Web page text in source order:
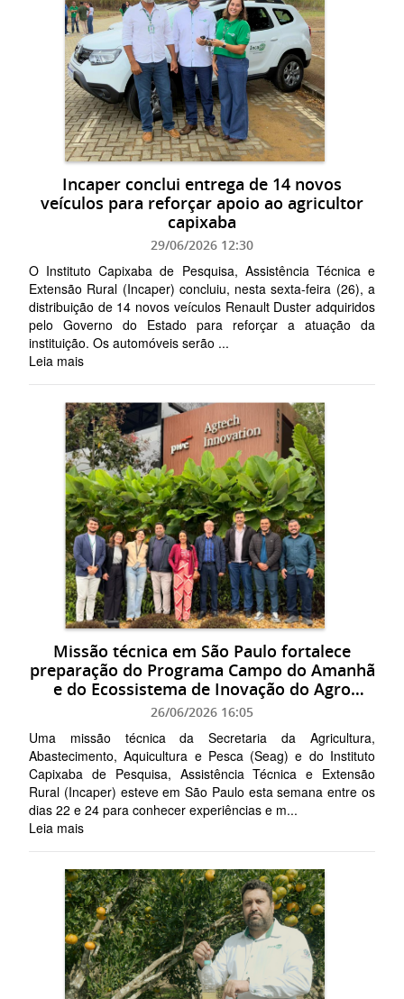
Incaper conclui entrega de 14 novos
veículos para reforçar apoio ao agricultor
capixaba
29/06/2026 12:30
O Instituto Capixaba de Pesquisa, Assistência Técnica e
Extensão Rural (Incaper) concluiu, nesta sexta-feira (26), a
distribuição de 14 novos veículos Renault Duster adquiridos
pelo Governo do Estado para reforçar a atuação da
instituição. Os automóveis serão ...
Leia mais
Missão técnica em São Paulo fortalece
preparação do Programa Campo do Amanhã
e do Ecossistema de Inovação do Agro
Capixaba
26/06/2026 16:05
Uma missão técnica da Secretaria da Agricultura,
Abastecimento, Aquicultura e Pesca (Seag) e do Instituto
Capixaba de Pesquisa, Assistência Técnica e Extensão
Rural (Incaper) esteve em São Paulo esta semana entre os
dias 22 e 24 para conhecer experiências e m...
Leia mais